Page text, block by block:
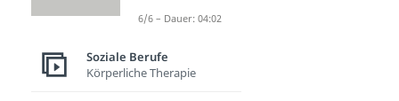
6/6 – Dauer: 04:02
Soziale Berufe
Körperliche Therapie